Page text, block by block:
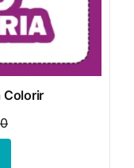
Colorir
O
preço
O
preço